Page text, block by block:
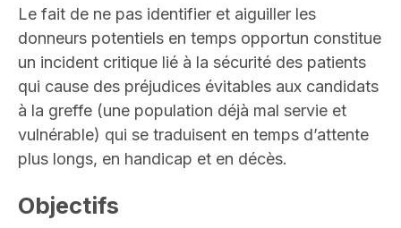
Le fait de ne pas identifier et aiguiller les
donneurs potentiels en temps opportun constitue
un incident critique lié à la sécurité des patients
qui cause des préjudices évitables aux candidats
à la greffe (une population déjà mal servie et
vulnérable) qui se traduisent en temps d’attente
plus longs, en handicap et en décès.
Objectifs